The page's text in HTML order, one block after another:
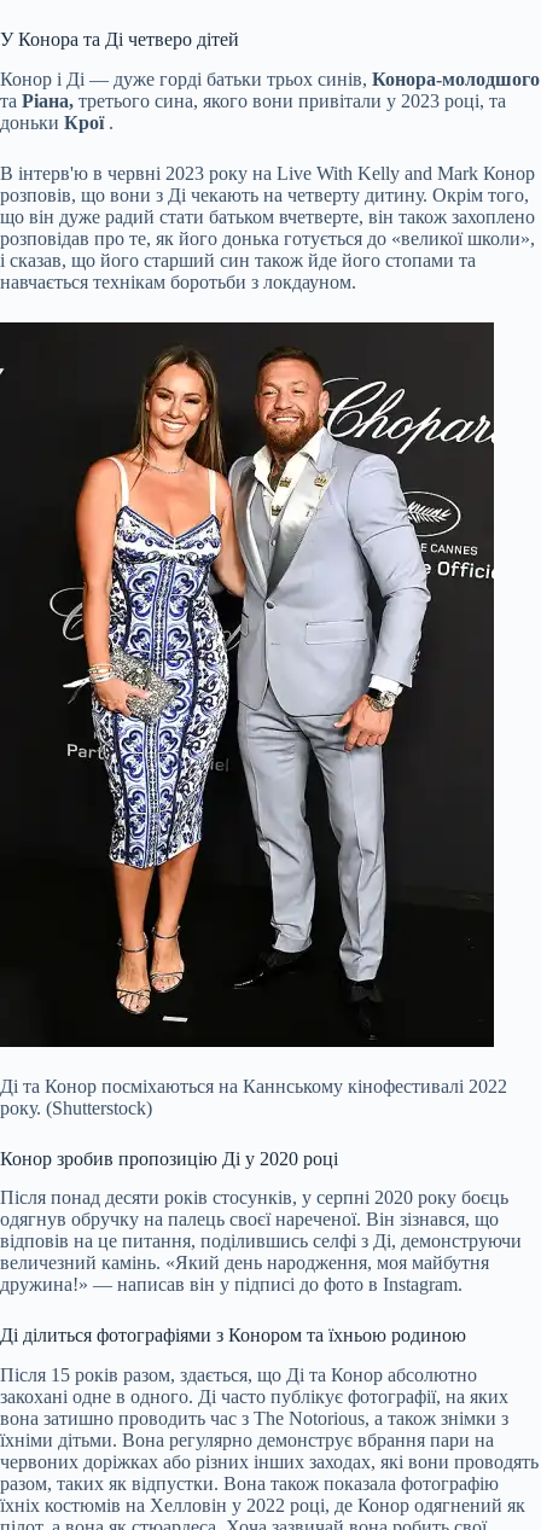
У Конора та Ді четверо дітей
Конор і Ді — дуже горді батьки трьох синів, Конора-молодшого
та Ріана, третього сина, якого вони привітали у 2023 році, та
доньки Крої.
В інтерв'ю в червні 2023 року на Live With Kelly and Mark Конор
розповів, що вони з Ді чекають на четверту дитину. Окрім того,
що він дуже радий стати батьком вчетверте, він також захоплено
розповідав про те, як його донька готується до «великої школи»,
і сказав, що його старший син також йде його стопами та
навчається технікам боротьби з локдауном.
Ді та Конор посміхаються на Каннському кінофестивалі 2022
року. (Shutterstock)
Конор зробив пропозицію Ді у 2020 році
Після понад десяти років стосунків, у серпні 2020 року боєць
одягнув обручку на палець своєї нареченої. Він зізнався, що
відповів на це питання, поділившись селфі з Ді, демонструючи
величезний камінь. «Який день народження, моя майбутня
дружина!» — написав він у підписі до фото в Instagram.
Ді ділиться фотографіями з Конором та їхньою родиною
Після 15 років разом, здається, що Ді та Конор абсолютно
закохані одне в одного. Ді часто публікує фотографії, на яких
вона затишно проводить час з The Notorious, а також знімки з
їхніми дітьми. Вона регулярно демонструє вбрання пари на
червоних доріжках або різних інших заходах, які вони проводять
разом, таких як відпустки. Вона також показала фотографію
їхніх костюмів на Хелловін у 2022 році, де Конор одягнений як